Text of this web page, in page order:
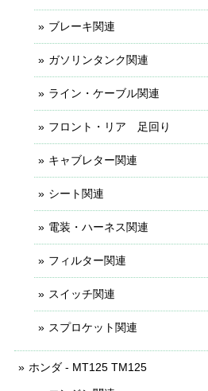
ブレーキ関連
ガソリンタンク関連
ライン・ケーブル関連
フロント・リア 足回り
キャブレター関連
シート関連
電装・ハーネス関連
フィルター関連
スイッチ関連
スプロケット関連
ホンダ - MT125 TM125